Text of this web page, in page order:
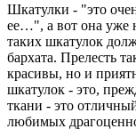
Шкатулки - "это
ее…", а вот она уже
таких шкатулок
бархата. Прелесть
красивы, но и
шкатулок - это,
ткани - это
любимых